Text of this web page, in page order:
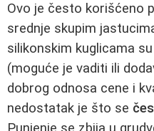
Ovo je često korišćeno
srednje skupim
silikonskim kuglicama
(moguće je vaditi ili
dobrog odnosa cene i
nedostatak je što se